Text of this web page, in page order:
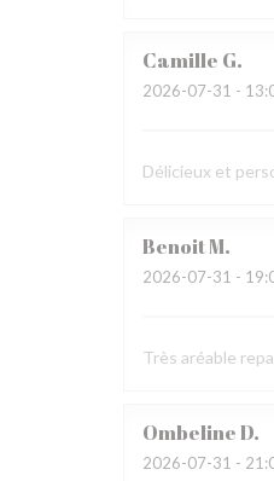
Camille G
2026-07-31 -
Délicieux et
BenoitM
2026-07-31 -
Très aréable
OmbelineD
2026-07-31 -